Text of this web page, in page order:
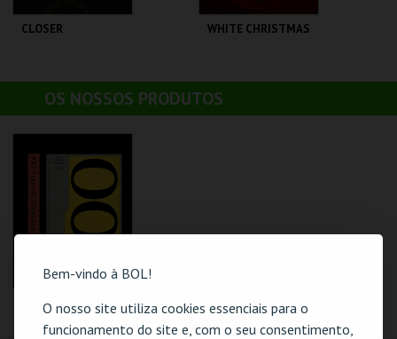
Bem-vindo à BOL!
O nosso site utiliza cookies essenciais para o
funcionamento do site e, com o seu consentimento,
CLOSER
TEATRO
VARIEDADES
WHITE CHRISTMAS
TEATRO
VARIEDADES
OS NOSSOS PRODUTOS
100 ANOS DE
VARIEDADES